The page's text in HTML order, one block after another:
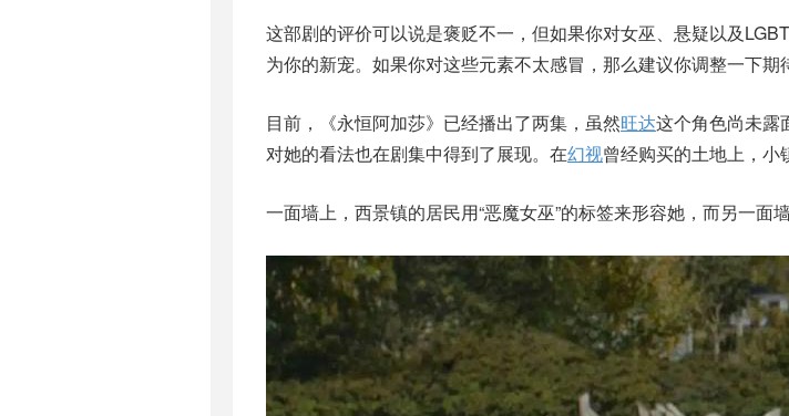
这部剧的评价可以说是褒贬不一，但如果你对女巫、悬疑以及
为你的新宠。如果你对这些元素不太感冒，那么建议你调整一下期
目前，《永恒阿加莎》已经播出了两集，虽然旺达这个角色尚未露
对她的看法也在剧集中得到了展现。在幻视曾经购买的土地上，小
一面墙上，西景镇的居民用“恶魔女巫”的标签来形容她，而另一面